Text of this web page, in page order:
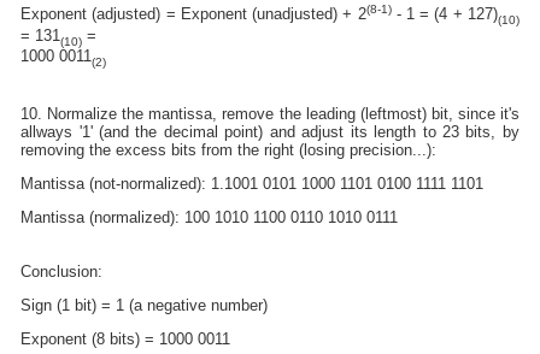
Exponent (adjusted) = Exponent (unadjusted) + 2(8-1)- 1 = (4 + 127)(10)
= 131(10) =
1000 0011(2)
10. Normalize the mantissa, remove the leading (leftmost) bit, since it's
allways '1' (and the decimal point) and adjust its length to 23 bits, by
removing the excess bits from the right (losing precision...):
Mantissa (not-normalized): 1.1001 0101 1000 1101 0100 1111 1101
Mantissa (normalized): 100 1010 1100 0110 1010 0111
Conclusion:
Sign (1 bit) = 1 (a negative number)
Exponent (8 bits) = 1000 0011